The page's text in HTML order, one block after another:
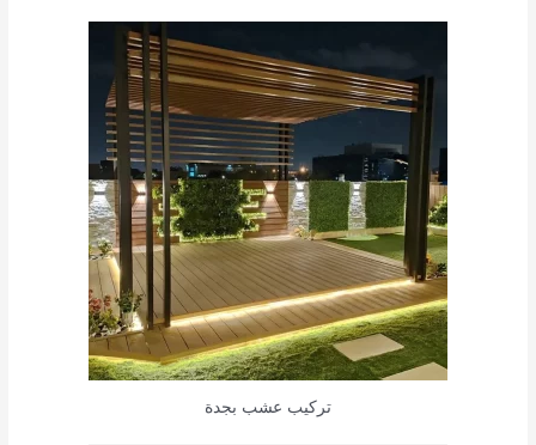
تركيب عشب بجدة